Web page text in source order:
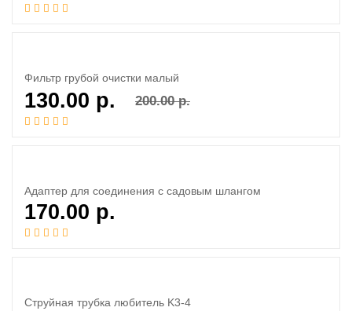
Фильтр грубой очистки малый
200.00р.
130.00 р.
Адаптер для соединения с садовым шлангом
170.00 р.
Струйная трубка любитель K3-4